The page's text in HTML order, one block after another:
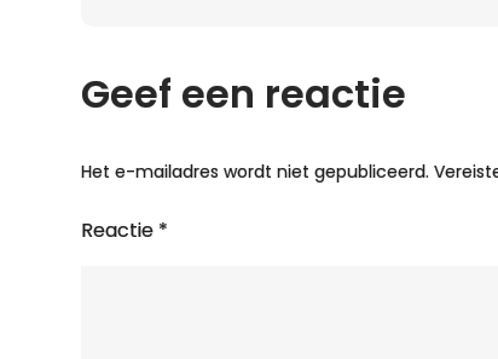
Geef een reactie
Het e-mailadres wordt niet gepubliceerd.
Reactie *